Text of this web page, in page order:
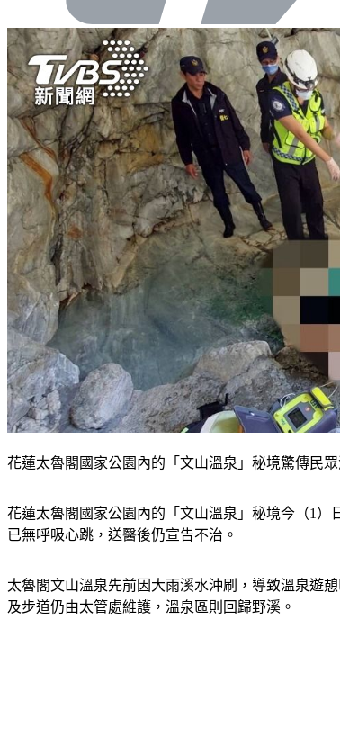
花蓮太魯閣國家公園內的「文山溫泉」秘境驚傳民眾
花蓮太魯閣國家公園內的「文山溫泉」秘境今（1
已無呼吸心跳，送醫後仍宣告不治。
太魯閣文山溫泉先前因大雨溪水沖刷，導致溫泉遊
及步道仍由太管處維護，溫泉區則回歸野溪。